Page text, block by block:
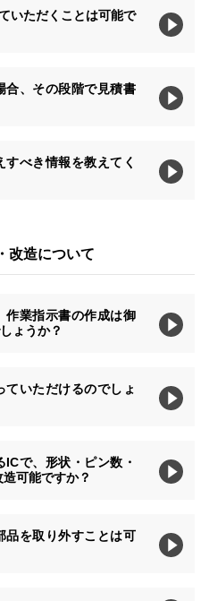
いただくことは可能で
合、その段階で見積書
べき情報を教えてく
改造について
作業指示書の作成は御
ょうか？
いただけるのでしょ
で、形状・ピン数・
可能ですか？
品を取り外すことは可